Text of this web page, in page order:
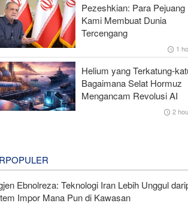
Pezeshkian: Para Pejuang
Kami Membuat Dunia
Tercengang
1
Helium yang Terkatung-
Bagaimana Selat Hormuz
Mengancam Revolusi AI
2
Ebnolreza: Teknologi Iran Lebih Unggul
Impor Mana Pun di Kawasan